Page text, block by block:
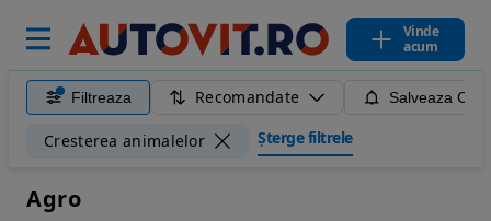
Vinde
acum
Filtreaza Recomandate Salveaza
Cresterea animalelor Șterge filtrele
Agro